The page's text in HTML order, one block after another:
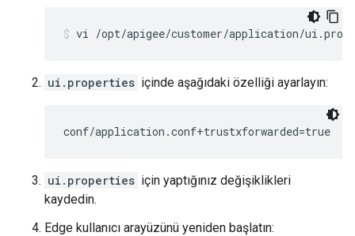
vi /opt/apigee/customer/application/
ui.properties içinde aşağıdaki özelliği ayarlayın:
conf/application.conf+trustxforwarded=true
ui.properties için yaptığınız değişiklikleri
kaydedin.
Edge kullanıcı arayüzünü yeniden başlatın: